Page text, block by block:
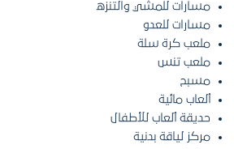
مسارات للمشي والتنزه
مسارات للعدو
ملعب كرة سلة
ملعب تنس
مسبح
ألعاب مائية
حديقة ألعاب للأطفال
مركز لياقة بدنية